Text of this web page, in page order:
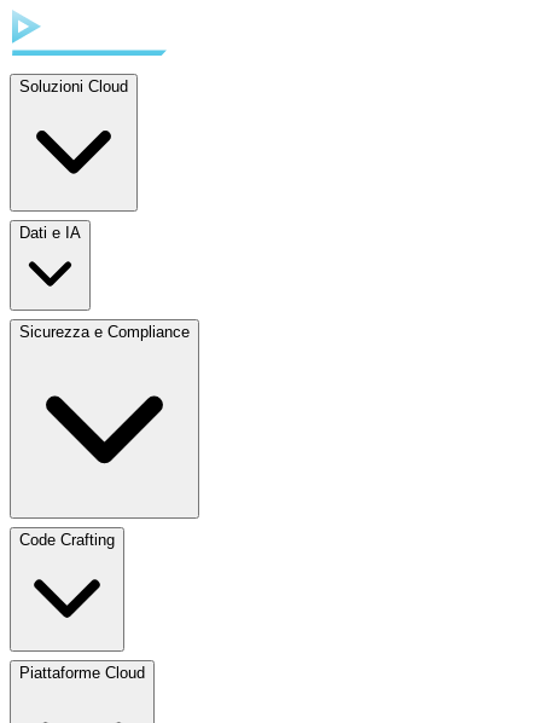
Soluzioni Cloud
Dati e IA
Sicurezza e Compliance
Code Crafting
Piattaforme Cloud